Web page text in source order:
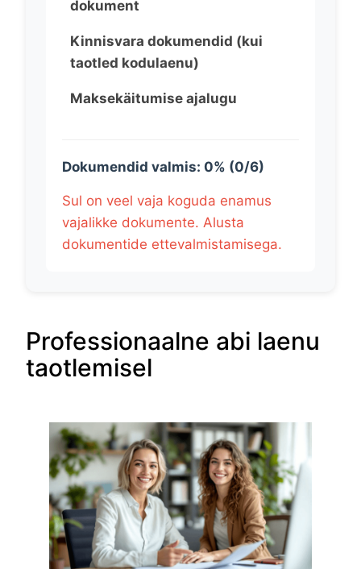
dokument
Kinnisvara dokumendid (kui
taotled kodulaenu)
Maksekäitumise ajalugu
Dokumendid valmis: 0% (0/6)
Sul on veel vaja koguda enamus
vajalikke dokumente. Alusta
dokumentide ettevalmistamisega.
Professionaalne abi laenu
taotlemisel